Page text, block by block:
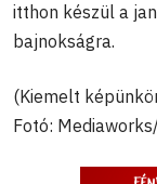
itthon készül a
bajnokságra.
(Kiemelt
Fotó: